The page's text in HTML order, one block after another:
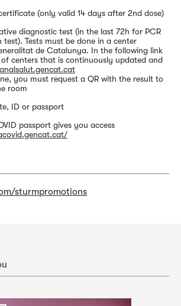
(only valid 14 days after 2nd dose)
diagnostic test (in the last 72h for PCR
Tests must be done in a center
de Catalunya. In the following link
centers that is continuously updated and
you must request a QR with the result to
room
ID or passport
passport gives you access
sturmpromotions